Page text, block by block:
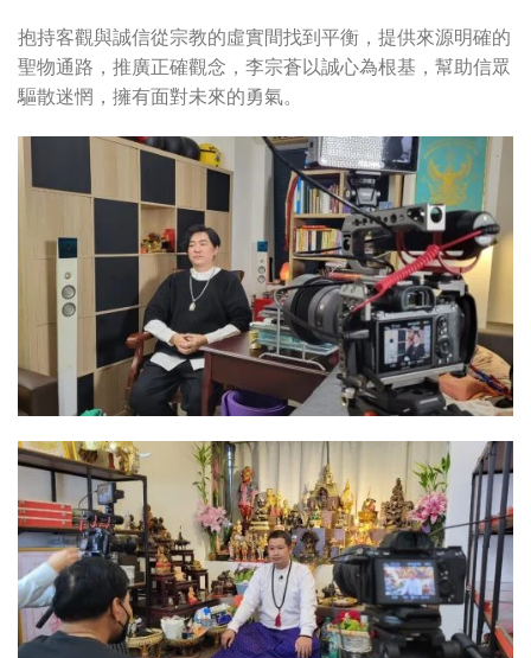
抱持客觀與誠信從宗教的虛實間找到平衡，提供來源明確的
聖物通路，推廣正確觀念，李宗蒼以誠心為根基，幫助信眾
驅散迷惘，擁有面對未來的勇氣。